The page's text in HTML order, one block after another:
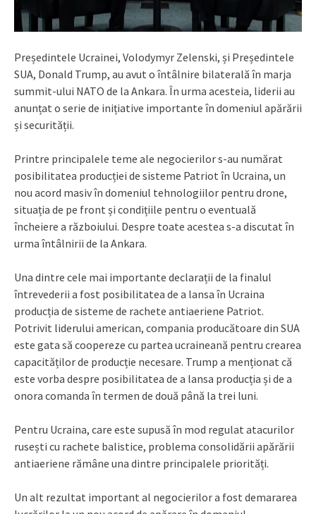
Președintele Ucrainei, Volodymyr Zelenski, și Președintele
SUA, Donald Trump, au avut o întâlnire bilaterală în marja
summit-ului NATO de la Ankara. În urma acesteia, liderii au
anunțat o serie de inițiative importante în domeniul apărării
și securității.
Printre principalele teme ale negocierilor s-au numărat
posibilitatea producției de sisteme Patriot în Ucraina, un
nou acord masiv în domeniul tehnologiilor pentru drone,
situația de pe front și condițiile pentru o eventuală
încheiere a războiului. Despre toate acestea s-a discutat în
urma întâlnirii de la Ankara.
Una dintre cele mai importante declarații de la finalul
întrevederii a fost posibilitatea de a lansa în Ucraina
producția de sisteme de rachete antiaeriene Patriot.
Potrivit liderului american, compania producătoare din SUA
este gata să coopereze cu partea ucraineană pentru crearea
capacităților de producție necesare. Trump a menționat că
este vorba despre posibilitatea de a lansa producția și de a
onora comanda în termen de două până la trei luni.
Pentru Ucraina, care este supusă în mod regulat atacurilor
rusești cu rachete balistice, problema consolidării apărării
antiaeriene rămâne una dintre principalele priorități.
Un alt rezultat important al negocierilor a fost demararea